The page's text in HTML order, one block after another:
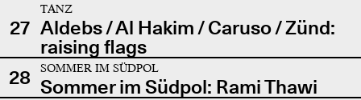
27
TANZ
Aldebs / Al Hakim / Caruso / Zünd:
raising flags
28
SOMMER IM SÜDPOL
Sommer im Südpol: Rami Thawi